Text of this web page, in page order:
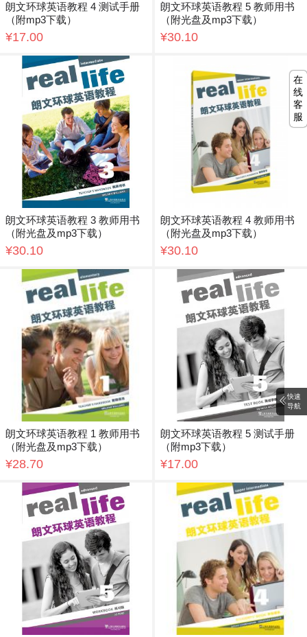
朗文环球英语教程 4 测试手册
（附mp3下载）
¥17.00
朗文环球英语教程 5 教师用书
（附光盘及mp3下载）
¥30.10
朗文环球英语教程 3 教师用书
（附光盘及mp3下载）
¥30.10
朗文环球英语教程 4 教师用书
（附光盘及mp3下载）
¥30.10
朗文环球英语教程 1 教师用书
（附光盘及mp3下载）
¥28.70
朗文环球英语教程 5 测试手册
（附mp3下载）
¥17.00
快速
导航
在
线
客
服